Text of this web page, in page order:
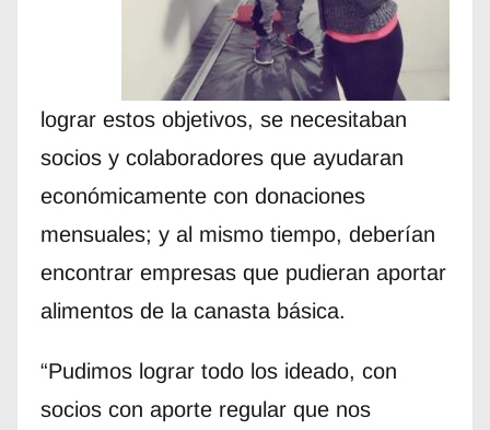
lograr estos objetivos, se necesitaban
socios y colaboradores que ayudaran
económicamente con donaciones
mensuales; y al mismo tiempo, deberían
encontrar empresas que pudieran aportar
alimentos de la canasta básica.
“Pudimos lograr todo los ideado, con
socios con aporte regular que nos